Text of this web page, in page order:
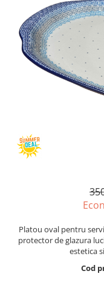
Farfurii
Recipiente depozitare
Accesorii decorative
Colectiile Flowers
Colectia Forget-me-nots
Colectia Basket of Blue
Colectii Artistice
Colectiile Country
Colectia Sweet Dreams
Colectia Little Flowers
Colectia Morning
Colectia Morning Glory
Colectia Blue Sea
Platou oval pentru
protector de glazura
estetica
Cod